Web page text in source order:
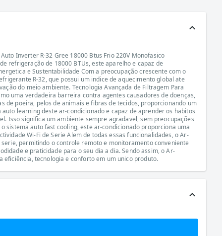
Inverter R-32 Gree 18000 Btus Frio 220V Monofasico
refrigeração de 18000 BTUs, este aparelho e capaz de
e Sustentabilidade Com a preocupação crescente com o
R-32, que possui um indice de aquecimento global ate
do meio ambiente. Tecnologia Avançada de Filtragem Para
uma verdadeira barreira contra agentes causadores de doenças,
de poeira, pelos de animais e fibras de tecidos, proporcionando um
learning deste ar-condicionado e capaz de aprender os habitos
Isso significa um ambiente sempre agradavel, sem preocupações
sistema auto fast cooling, este ar-condicionado proporciona uma
Wi-Fi de Serie Alem de todas essas funcionalidades, o Ar-
serie, permitindo o controle remoto e monitoramento conveniente
e praticidade para o seu dia a dia. Sendo assim, o Ar-
eficiência, tecnologia e conforto em um unico produto.